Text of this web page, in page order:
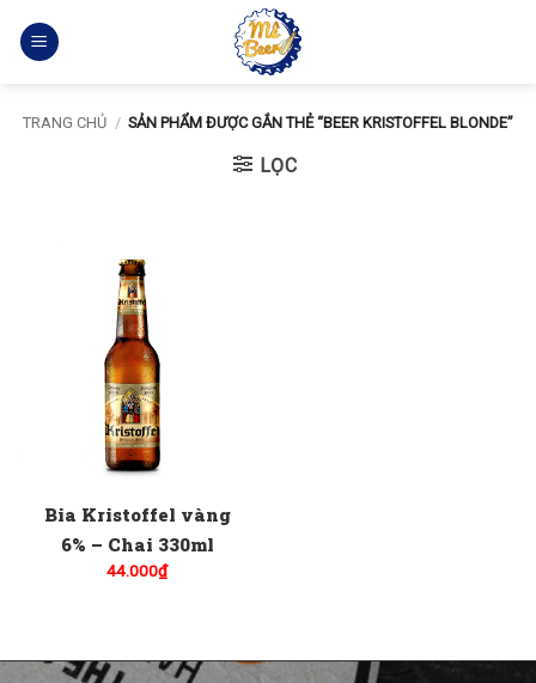
qua
TRANG CHỦ / SẢN PHẨM ĐƯỢC GẮN THẺ “BEER KRISTOFFEL BLONDE”
LỌC
Bia Kristoffel vàng
6% – Chai 330ml
44.000₫